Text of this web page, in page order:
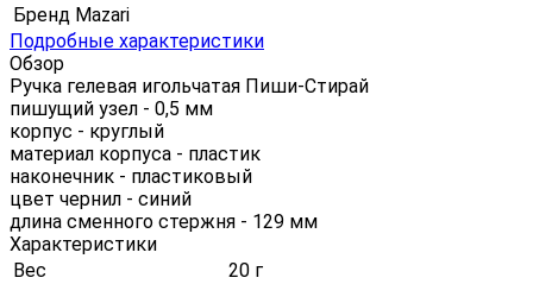
Бренд Mazari
Подробные характеристики
Обзор
Ручка гелевая игольчатая Пиши-Стирай
пишущий узел - 0,5 мм
корпус - круглый
материал корпуса - пластик
наконечник - пластиковый
цвет чернил - синий
длина сменного стержня - 129 мм
Характеристики
Вес
20 г